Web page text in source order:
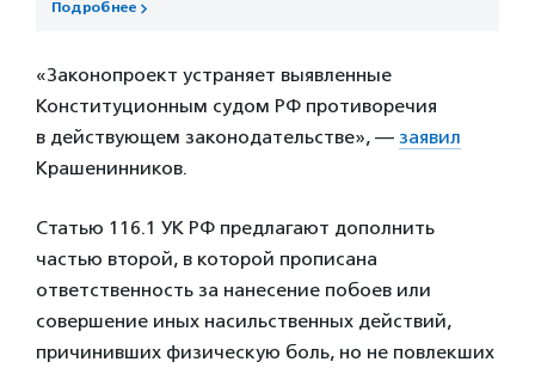
Подробнее
«Законопроект устраняет выявленные
Конституционным судом РФ противоречия
в действующем законодательстве», — заявил
Крашенинников.
Статью 116.1 УК РФ предлагают дополнить
частью второй, в которой прописана
ответственность за нанесение побоев или
совершение иных насильственных действий,
причинивших физическую боль, но не повлекших